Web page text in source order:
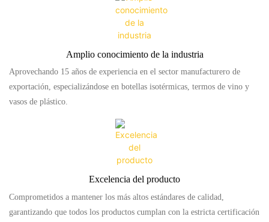
Amplio conocimiento de la industria
Aprovechando 15 años de experiencia en el sector manufacturero de
exportación, especializándose en botellas isotérmicas, termos de vino y
vasos de plástico.
Excelencia del producto
Comprometidos a mantener los más altos estándares de calidad,
garantizando que todos los productos cumplan con la estricta certificación